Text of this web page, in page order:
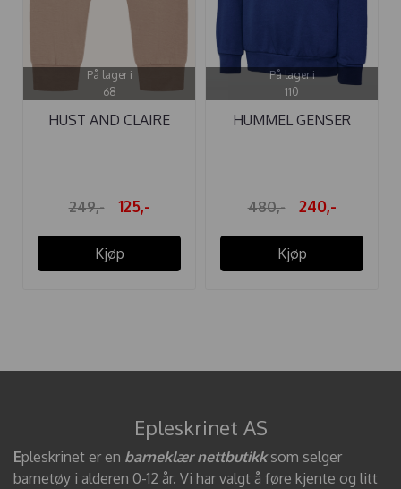
På lager i
68
HUST AND CLAIRE
249,- 125,-
Kjøp
På lager i
110
HUMMEL GENSER
480,- 240,-
Kjøp
Epleskrinet AS
Epleskrinet er en barneklær nettbutikksom selger
barnetøy i alderen 0-12 år. Vi har valgt å føre kjente og litt